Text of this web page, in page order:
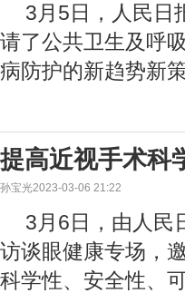
3月5日，人民日
请了公共卫生及呼
病防护的新趋势新策
提高近视手术科
孙宝光2023-03-06 21:22
3月6日，由人民
访谈眼健康专场，
科学性、安全性、